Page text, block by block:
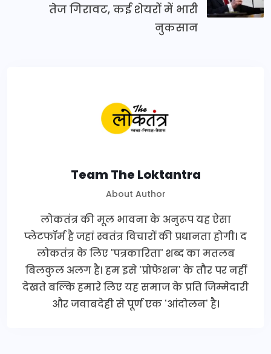
तेज गिरावट, कई शेयरों में भारी
नुकसान
Team The Loktantra
About Author
लोकतंत्र की मूल भावना के अनुरूप यह ऐसा
प्लेटफॉर्म है जहां स्वतंत्र विचारों की प्रधानता होगी। द
लोकतंत्र के लिए 'पत्रकारिता' शब्द का मतलब
बिलकुल अलग है। हम इसे 'प्रोफेशन' के तौर पर नहीं
देखते बल्कि हमारे लिए यह समाज के प्रति जिम्मेदारी
और जवाबदेही से पूर्ण एक 'आंदोलन' है।